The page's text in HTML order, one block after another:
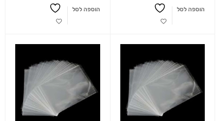
הוספה לסל הוספה לסל